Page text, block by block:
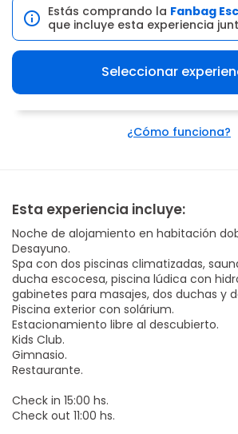
Estás comprando la Fanbag
que incluye esta experiencia
Seleccionar
¿Cómo funciona?
Esta experiencia incluye:
Noche de alojamiento en habitación
Desayuno.
Spa con dos piscinas climatizadas,
ducha escocesa, piscina lúdica con
gabinetes para masajes, dos duchas y
Piscina exterior con solárium.
Estacionamiento libre al descubierto.
Kids Club.
Gimnasio.
Restaurante.
Check in 15:00 hs.
Check out 11:00 hs.